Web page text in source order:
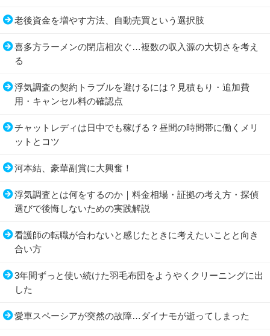
老後資金を増やす方法、自動売買という選択肢
喜多方ラーメンの閉店相次ぐ…複数の収入源の大切さを考え
る
浮気調査の契約トラブルを避けるには？見積もり・追加費
用・キャンセル料の確認点
チャットレディは日中でも稼げる？昼間の時間帯に働くメリ
ットとコツ
河本結、豪華副賞に大興奮！
浮気調査とは何をするのか｜料金相場・証拠の考え方・探偵
選びで後悔しないための実践解説
看護師の転職が合わないと感じたときに考えたいことと向き
合い方
3年間ずっと使い続けた羽毛布団をようやくクリーニングに出
した
愛車スペーシアが突然の故障…ダイナモが逝ってしまった